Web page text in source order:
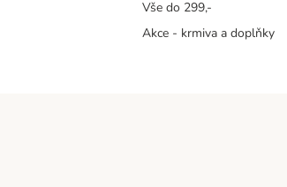
Vše do 299,-
Akce - krmiva a doplňky